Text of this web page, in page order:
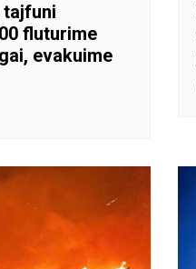
tajfuni
fluturime
evakuime